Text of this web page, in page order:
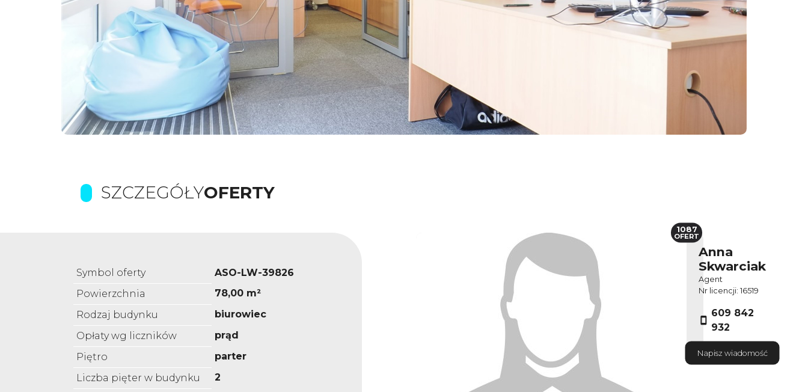
SZCZEGÓŁYOFERTY
Symbol oferty
ASO-LW-39826
Powierzchnia
78,00 m²
Rodzaj budynku
biurowiec
Opłaty wg liczników
prąd
Piętro
parter
Liczba pięter w budynku
2
Anna
Skwarciak
Agent
Nr licencji: 16519
609 842
932
Napisz wiadomość
1087
OFERT